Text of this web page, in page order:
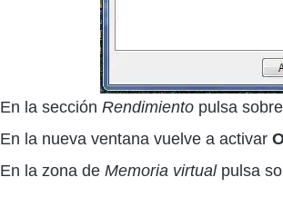
En la sección Rendimiento pulsa
En la nueva ventana vuelve a activar
En la zona de Memoria virtualpulsa